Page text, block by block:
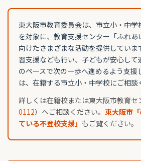
東大阪市教育委員会は、市立小・中学
を対象に、教育支援センター「ふれあ
向けたさまざまな活動を提供していま
習支援なども行い、子どもが安心し
のペースで次の一歩へ進めるよう支援
は、在籍する市立小・中学校にご相談
詳しくは在籍校または東大阪市教育セ
0112）へご相談ください。 東大阪市
ている不登校支援」 もご覧ください。